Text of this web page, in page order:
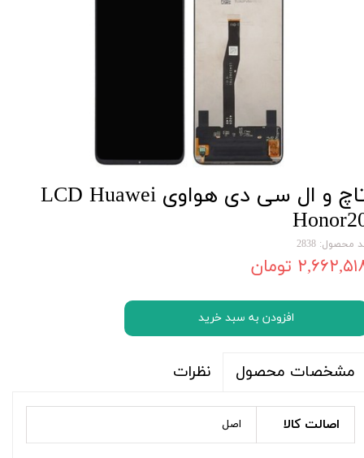
تاچ و ال سی دی هواوی LCD Huawei
محصول: 2838
تومان
افزودن به سبد خرید
مشخصات محصول نظرات
اصالت کالا اصل